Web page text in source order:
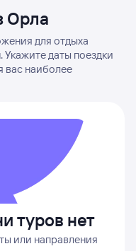
Орла
для отдыха
даты поездки
вас наиболее
туров нет
или направления